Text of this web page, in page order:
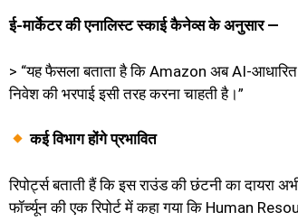
ई-मार्केटर की एनालिस्ट स्काई कैनेव्स के अनुसार —
> “यह फैसला बताता है कि Amazon अब AI-आधारित
निवेश की भरपाई इसी तरह करना चाहती है।”
कई विभाग होंगे प्रभावित
रिपोर्ट्स बताती हैं कि इस राउंड की छंटनी का
फॉर्च्यून की एक रिपोर्ट में कहा गया कि Human